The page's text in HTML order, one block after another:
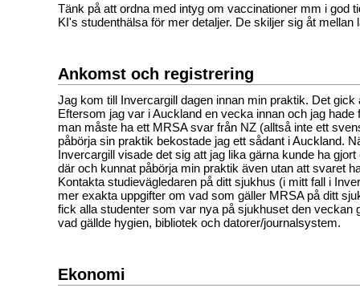
Tänk på att ordna med intyg om vaccinationer mm i god
KI's studenthälsa för mer detaljer. De skiljer sig åt mellan
Ankomst och registrering
Jag kom till Invercargill dagen innan min praktik. Det gick
Eftersom jag var i Auckland en vecka innan och jag hade
man måste ha ett MRSA svar från NZ (alltså inte ett
påbörja sin praktik bekostade jag ett sådant i Auckland.
Invercargill visade det sig att jag lika gärna kunde ha gjort
där och kunnat påbörja min praktik även utan att svaret
Kontakta studievägledaren på ditt sjukhus (i mitt fall i
mer exakta uppgifter om vad som gäller MRSA på ditt
fick alla studenter som var nya på sjukhuset den veckan
vad gällde hygien, bibliotek och datorer/journalsystem.
Ekonomi